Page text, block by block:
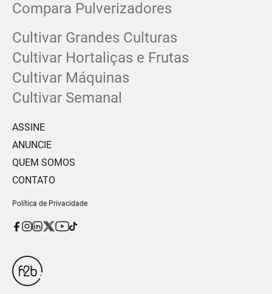
Compara Pulverizadores
Cultivar Grandes Culturas
Cultivar Hortaliças e Frutas
Cultivar Máquinas
Cultivar Semanal
ASSINE
ANUNCIE
QUEM SOMOS
CONTATO
Política de Privacidade